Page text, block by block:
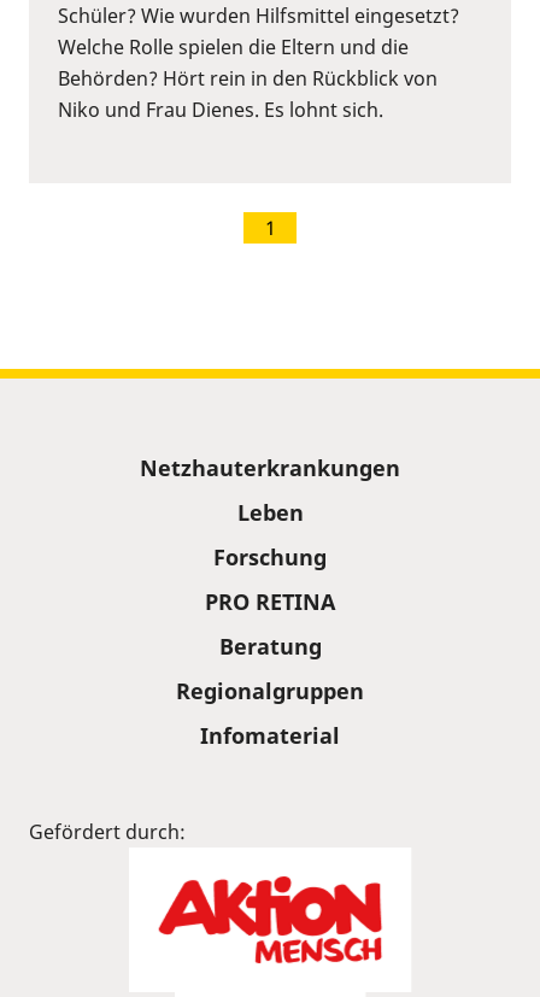
Schüler? Wie wurden Hilfsmittel eingesetzt?
Welche Rolle spielen die Eltern und die
Behörden? Hört rein in den Rückblick von
Niko und Frau Dienes. Es lohnt sich.
1
Netzhauterkrankungen
Leben
Forschung
PRO RETINA
Beratung
Regionalgruppen
Infomaterial
Gefördert durch: